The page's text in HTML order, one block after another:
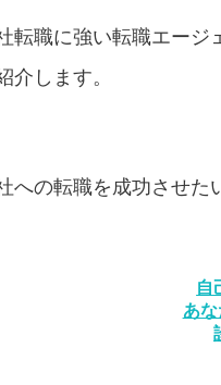
転職に強い転職エージ
介します。
への転職を成功させた
自
あ